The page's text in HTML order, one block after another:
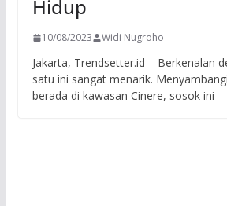
Hidup
10/08/2023 Widi Nugroho
Jakarta, Trendsetter.id – Berkenalan
satu ini sangat menarik.
berada di kawasan Cinere, sosok ini